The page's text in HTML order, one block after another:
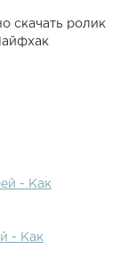
скачать ролик
- Как
- Как